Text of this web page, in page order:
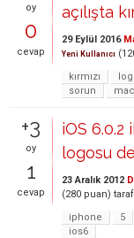
oy
0
cevap
açılışta
29 Eylül 2016
Yeni Kullanıcı (
kırmızı
sorun
+3
oy
1
cevap
iOS
logosu
23 Aralık 2012
(280 puan)
iphone
5
ios6